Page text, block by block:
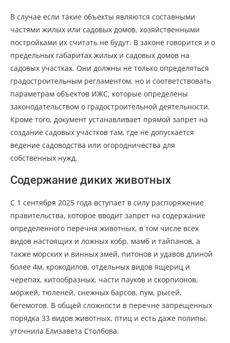
В случае если такие объекты являются составными
частями жилых или садовых домов, хозяйственными
постройками их считать не будут. В законе говорится и о
предельных габаритах жилых и садовых домов на
садовых участках. Они должны не только определяться
градостроительным регламентом, но и соответствовать
параметрам объектов ИЖС, которые определены
законодательством о градостроительной деятельности.
Кроме того, документ устанавливает прямой запрет на
создание садовых участков там, где не допускается
ведение садоводства или огородничества для
собственных нужд.
Содержание диких животных
С 1 сентября 2025 года вступает в силу распоряжение
правительства, которое вводит запрет на содержание
определенного перечня животных, в том числе всех
видов настоящих и ложных кобр, мамб и тайпанов, а
также морских и винных змей, питонов и удавов длиной
более 4м, крокодилов, отдельных видов ящериц и
черепах, китообразных, части пауков и скорпионов,
моржей, тюленей, снежных барсов, пум, рысей,
бегемотов. В общей сложности в перечне запрещенных
порядка 33 видов животных, птиц и есть даже полипы,
уточнила Елизавета Столбова.